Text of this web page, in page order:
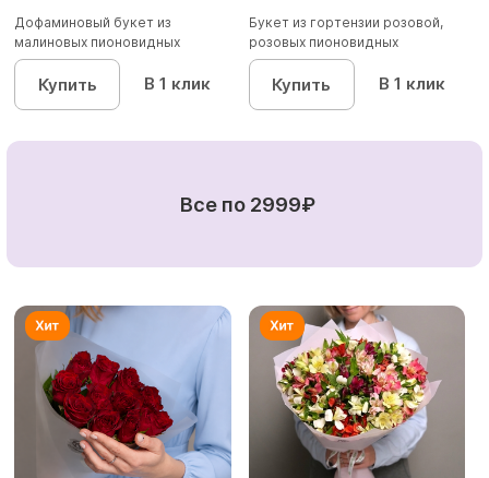
Дофаминовый букет из
малиновых пионовидных
кустовых роз...
Купить В 1 клик
Букет из гортензии розовой,
розовых пионовидных
кустовы...
Купить В 1 клик
Все по 2999₽